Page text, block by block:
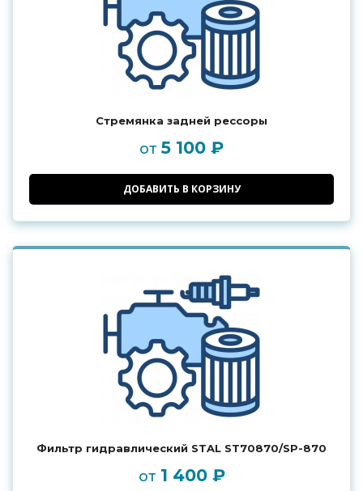
Стремянка задней рессоры
от5 100 ₽
ДОБАВИТЬ В КОРЗИНУ
Фильтр гидравлический STAL ST70870/SP-870
от 1 400 ₽